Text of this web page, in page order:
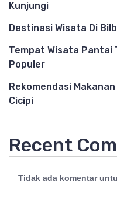
Kunjungi
Destinasi Wisata Di
Tempat Wisata Pantai
Populer
Rekomendasi
Cicipi
Recent
Tidak ada komentar